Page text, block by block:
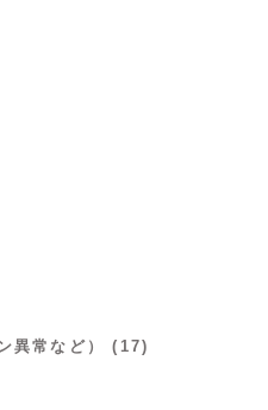
異常など） (17)